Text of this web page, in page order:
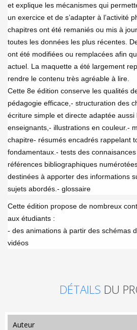
et explique les mécanismes qui
un exercice et de s’adapter à l’activité
chapitres ont été remaniés ou mis à
toutes les données les plus récentes.
ont été modifiées ou remplacées afin
actuel. La maquette a été largement
rendre le contenu très agréable à lire.
Cette 8e édition conserve les qualités
pédagogie efficace, - structuration des
écriture simple et directe adaptée aussi
enseignants, - illustrations en couleur.-
chapitre- résumés encadrés rappelant
fondamentaux. - tests des
références bibliographiques
destinées à apporter des informations
sujets abordés. - glossaire
Cette édition propose de nombreux
aux étudiants :
- des animations à partir des schémas
vidéos
DÉTAILS DU
auteur